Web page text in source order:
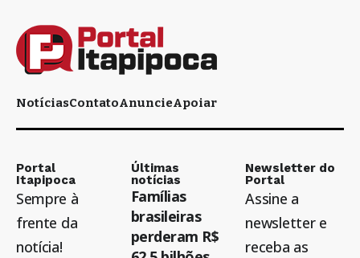
NotíciasContatoAnuncieApoiar
Portal
Itapipoca
Sempre à
frente da
notícia!
Últimas
notícias
Famílias
brasileiras
perderam R$
Newsletter do
Portal
Assine a
newsletter e
receba as